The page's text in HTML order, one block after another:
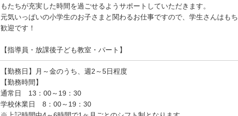
もたちが充実した時間を過ごせるようサポートしていただきます。
元気いっぱいの小学生のお子さまと関わるお仕事ですので、学生さんはも
歓迎です！
【指導員・放課後子ども教室・パート】
【勤務日】月～金のうち、週2～5日程度
【勤務時間】
通常日 13：00～19：30
学校休業日 8：00～19：30